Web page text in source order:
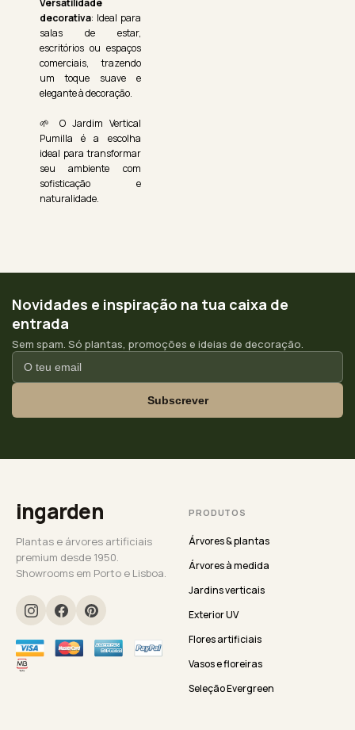
Versatilidade
decorativa: Ideal para
salas de estar,
escritórios ou espaços
comerciais, trazendo
um toque suave e
elegante à decoração.
🌱 O Jardim Vertical
Pumilla é a escolha
ideal para transformar
seu ambiente com
sofisticação e
naturalidade.
Novidades e inspiração na tua caixa de
entrada
Sem spam. Só plantas, promoções e ideias de decoração.
Subscrever
ingarden
Plantas e árvores artificiais
premium desde 1950.
Showrooms em Porto e Lisboa.
PRODUTOS
Árvores & plantas
Árvores à medida
Jardins verticais
Exterior UV
Flores artificiais
Vasos e floreiras
Seleção Evergreen